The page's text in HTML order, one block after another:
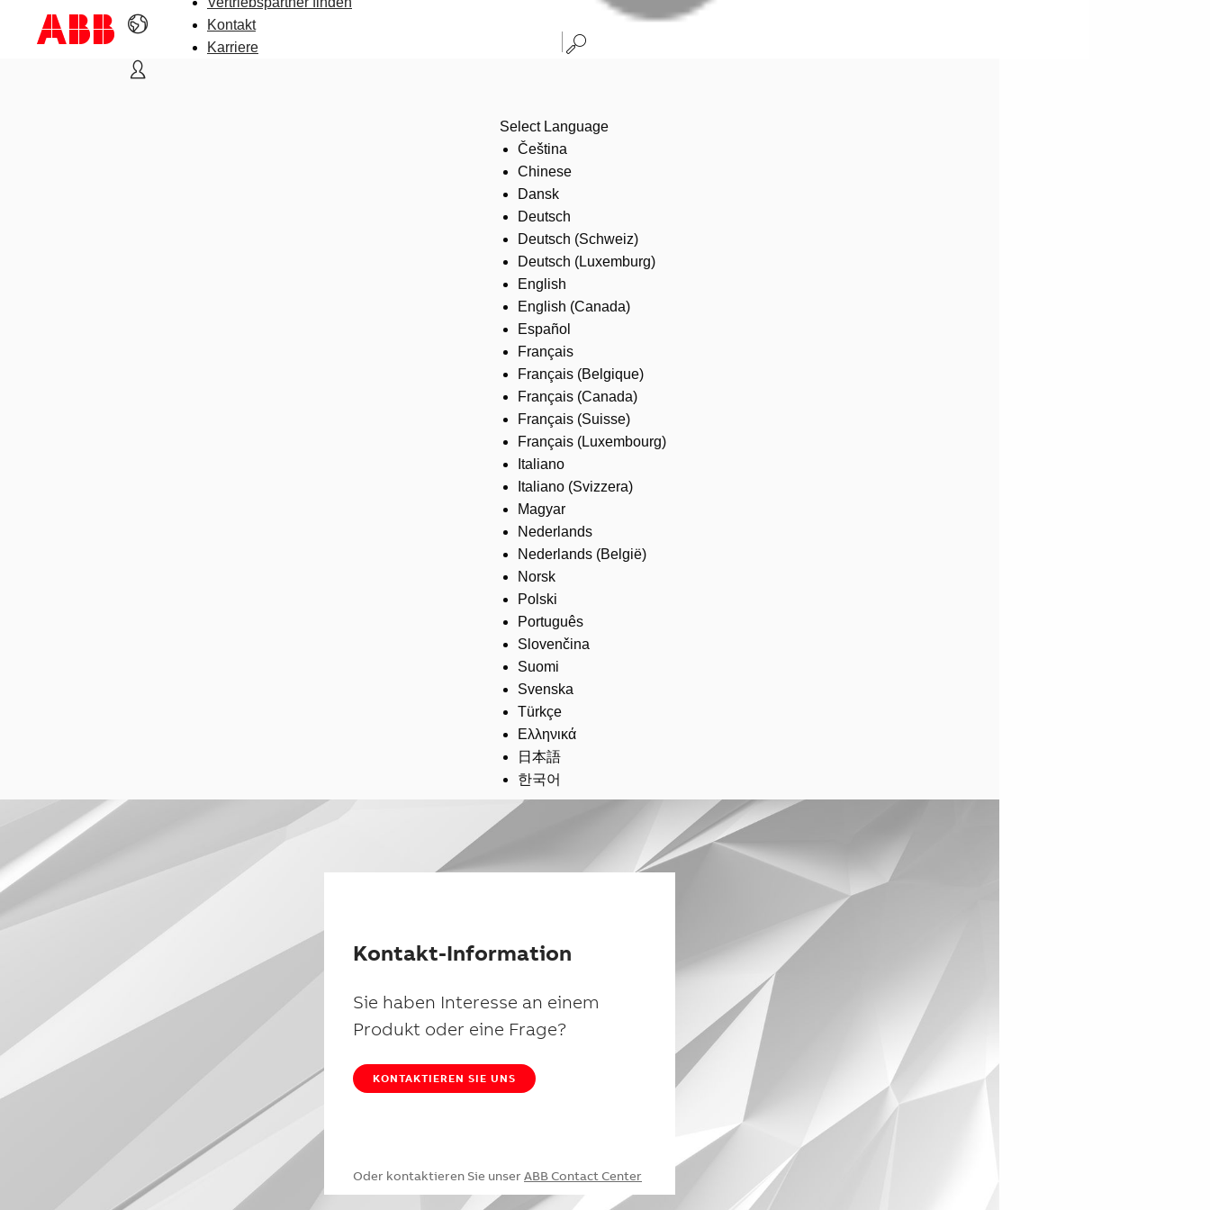
Kontakt
Karriere
Select Language
Čeština
Chinese
Dansk
Deutsch
Deutsch (Schweiz)
Deutsch (Luxemburg)
English
English (Canada)
Español
Français
Français (Belgique)
Français (Canada)
Français (Suisse)
Français (Luxembourg)
Italiano
Italiano (Svizzera)
Magyar
Nederlands
Nederlands (België)
Norsk
Polski
Português
Slovenčina
Suomi
Svenska
Türkçe
Ελληνικά
日本語
한국어
Kontakt-Information
Sie haben Interesse an einem
Produkt oder eine Frage?
KONTAKTIEREN SIE UNS
Oder kontaktieren Sie unser ABB Contact Center